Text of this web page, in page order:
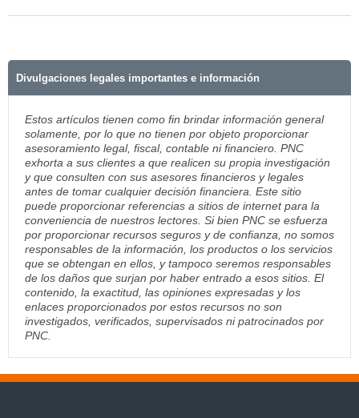
Divulgaciones legales importantes e información
Estos artículos tienen como fin brindar información general
solamente, por lo que no tienen por objeto proporcionar
asesoramiento legal, fiscal, contable ni financiero. PNC
exhorta a sus clientes a que realicen su propia investigación
y que consulten con sus asesores financieros y legales
antes de tomar cualquier decisión financiera. Este sitio
puede proporcionar referencias a sitios de internet para la
conveniencia de nuestros lectores. Si bien PNC se esfuerza
por proporcionar recursos seguros y de confianza, no somos
responsables de la información, los productos o los servicios
que se obtengan en ellos, y tampoco seremos responsables
de los daños que surjan por haber entrado a esos sitios. El
contenido, la exactitud, las opiniones expresadas y los
enlaces proporcionados por estos recursos no son
investigados, verificados, supervisados ni patrocinados por
PNC.